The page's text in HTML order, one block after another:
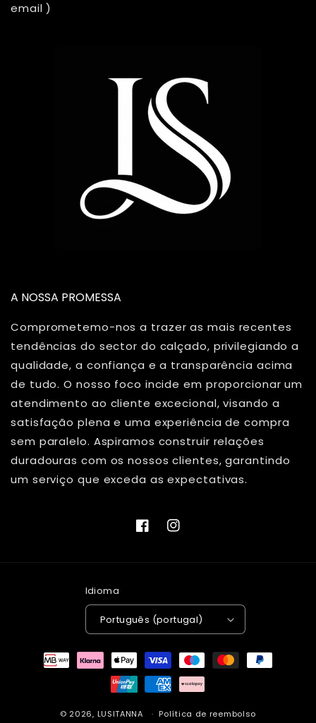
email )
A NOSSA PROMESSA
Comprometemo-nos a trazer as mais recentes
tendências do sector do calçado, privilegiando a
qualidade, a confiança e a transparência acima
de tudo. O nosso foco incide em proporcionar um
atendimento ao cliente excecional, visando a
satisfação plena e uma experiência de compra
sem paralelo. Aspiramos construir relações
duradouras com os nossos clientes, garantindo
um serviço que exceda as expectativas.
FacebookInstagram
Idioma
Português (portugal)
Métodos
© 2026, LUSITANNA Política de reembolso